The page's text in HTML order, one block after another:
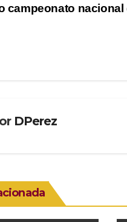
campeonato nacional
DPerez